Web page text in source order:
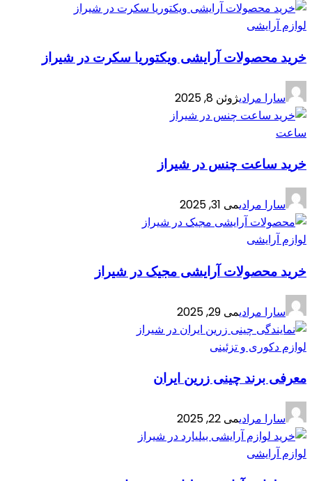
لوازم آرایشی
خرید محصولات آرایشی ویکتوریا سکرت در شیراز
سارا مرادیژوئن 8, 2025
ساعت
خرید ساعت چنس در شیراز
سارا مرادیمی 31, 2025
لوازم آرایشی
خرید محصولات آرایشی مجیک در شیراز
سارا مرادیمی 29, 2025
لوازم دکوری و تزئینی
معرفی برند چینی زرین ایران
سارا مرادیمی 22, 2025
لوازم آرایشی